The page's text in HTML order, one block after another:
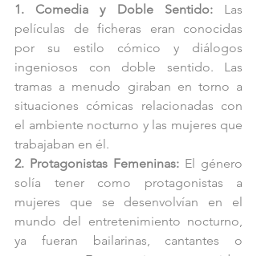
1. Comedia y Doble Sentido: Las
películas de ficheras eran conocidas
por su estilo cómico y diálogos
ingeniosos con doble sentido. Las
tramas a menudo giraban en torno a
situaciones cómicas relacionadas con
el ambiente nocturno y las mujeres que
trabajaban en él.
2. Protagonistas Femeninas: El género
solía tener como protagonistas a
mujeres que se desenvolvían en el
mundo del entretenimiento nocturno,
ya fueran bailarinas, cantantes o